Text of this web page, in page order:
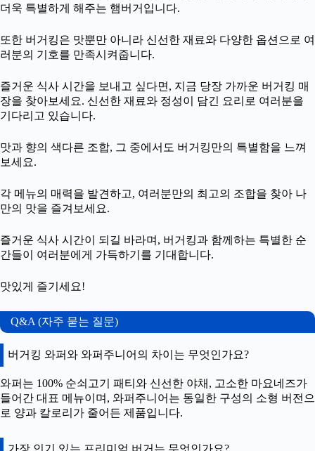
더욱 특별하게 해주는 햄버거입니다.
또한 버거킹은 맛뿐만 아니라 신선한 재료와 다양한 옵션으로 여
러분의 기호를 만족시켜줍니다.
즐거운 식사 시간을 보내고 싶다면, 지금 당장 가까운 버거킹 매
장을 찾아보세요. 신선한 재료와 정성이 담긴 요리로 여러분을
기다리고 있습니다.
맛과 향의 색다른 조합, 그 중에서도 버거킹만의 특별함을 느껴
보세요.
각 메뉴의 매력을 발견하고, 여러분만의 최고의 조합을 찾아 나
만의 맛을 즐겨보세요.
즐거운 식사 시간이 되길 바라며, 버거킹과 함께하는 특별한 순
간들이 여러분에게 가득하기를 기대합니다.
맛있게 즐기세요!
Q&A (자주 묻는 질문)
버거킹 와퍼와 와퍼주니어의 차이는 무엇인가요?
와퍼는 100% 순쇠고기 패티와 신선한 야채, 고소한 마요네즈가
들어간 대표 메뉴이며, 와퍼주니어는 동일한 구성의 소형 버전으
로 양과 칼로리가 줄어든 제품입니다.